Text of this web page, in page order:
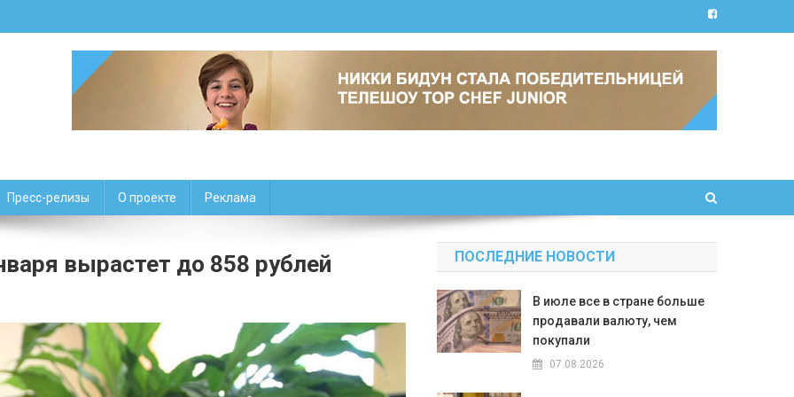
Пресс-релизы О проекте Реклама
вырастет до 858 рублей ПОСЛЕДНИЕ НОВОСТИ
В июле все в стране больше
продавали валюту, чем
покупали
07.08.2026